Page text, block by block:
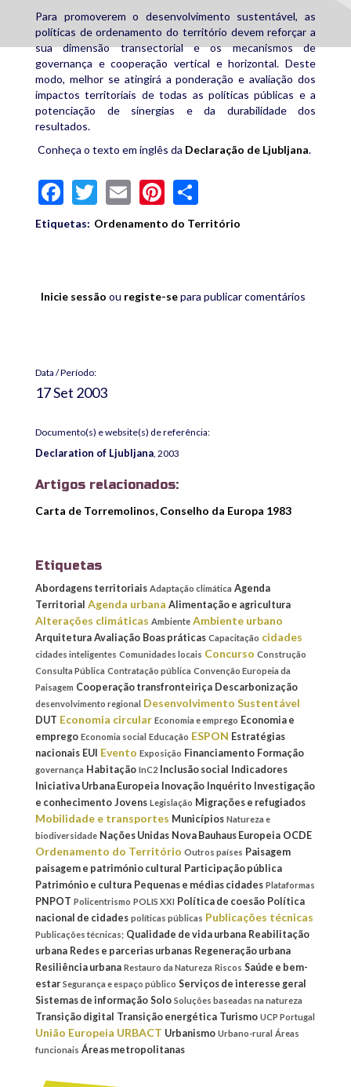
Para promoverem o desenvolvimento sustentável, as
políticas de ordenamento do território devem reforçar a
sua dimensão transectorial e os mecanismos de
governança e cooperação vertical e horizontal. Deste
modo, melhor se atingirá a ponderação e avaliação dos
impactos territoriais de todas as políticas públicas e a
potenciação de sinergias e da durabilidade dos
resultados.
Conheça o texto em inglês da Declaração de Ljubljana.
Facebook
Twitter
EmailPinterest
Etiquetas: Ordenamento do Território
Inicie sessão ou registe-separa publicar comentários
Data / Período:
17 Set 2003
Documento(s) e website(s) de referência:
Declaration of Ljubljana , 2003
Artigos relacionados:
Carta de Torremolinos, Conselho da Europa 1983
Etiquetas
Abordagens territoriais Adaptação climática Agenda
Territorial Agenda urbana Alimentação e agricultura
Alterações climáticas Ambiente Ambiente urbano
Arquitetura Avaliação Boas práticas Capacitação cidades
cidades inteligentes Comunidades locais Concurso Construção
Consulta Pública Contratação pública Convenção Europeia da
Paisagem Cooperação transfronteiriça Descarbonização
desenvolvimento regional Desenvolvimento Sustentável
DUT Economia circular Economia e emprego Economia e
emprego Economia social Educação ESPON Estratégias
nacionais EUI Evento Exposição Financiamento Formação
governança Habitação InC2 Inclusão social
Indicadores
Iniciativa Urbana Europeia Inovação Inquérito Investigação
e conhecimento Jovens Legislação Migrações e refugiados
Mobilidade e transportes Municípios Natureza e
biodiversidade Nações Unidas Nova Bauhaus Europeia OCDE
Ordenamento do Território Outros países Paisagem
paisagem e património cultural Participação pública
Património e cultura Pequenas e médias cidades Plataformas
PNPOT Policentrismo POLIS XXI Política de coesão Política
nacional de cidades políticas públicas Publicações técnicas
Publicações técnicas; Qualidade de vida urbana Reabilitação
urbana Redes e parcerias urbanas Regeneração urbana
Resiliência urbana Restauro da Natureza Riscos Saúde e bem-
estar Segurança e espaço público Serviços de interesse geral
Sistemas de informação Solo Soluções baseadas na natureza
Transição digital Transição energética Turismo UCP Portugal
União Europeia URBACT Urbanismo Urbano-rural Áreas
funcionais Áreas metropolitanas